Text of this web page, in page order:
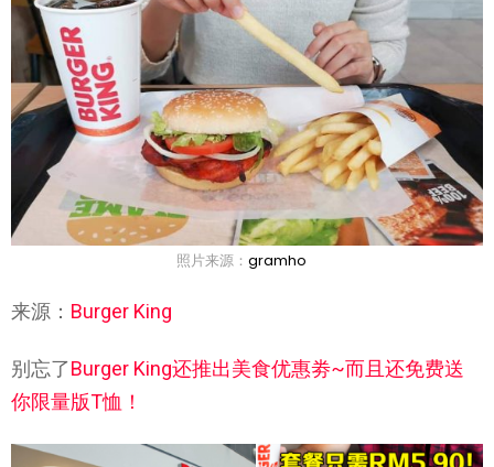
照片来源： gramho
来源： Burger King
别忘了Burger King还推出美食优惠劵~而且还免费送
你限量版T恤！